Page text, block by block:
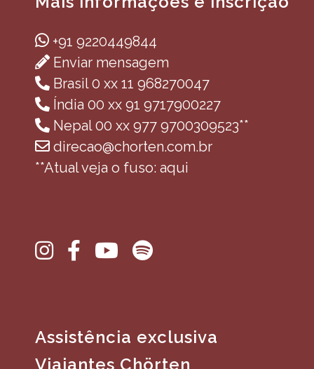
+91 9220449844
Enviar mensagem
Brasil 0 xx 11 968270047
Índia 00 xx 91 9717900227
Nepal 00 xx 977 9700309523**
direcao@chorten.com.br
**Atual veja o fuso: aqui
Assistência exclusiva
Viajantes Chörten